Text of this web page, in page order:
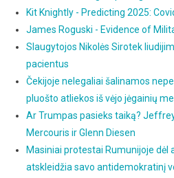
Kit Knightly - Predicting 2025:
James Roguski - Evidence of
Slaugytojos Nikolės Sirotek
pacientus
Čekijoje nelegaliai šalinamos
pluošto atliekos iš vėjo jėgainių
Ar Trumpas pasieks taiką?
Mercouris ir Glenn Diesen
Masiniai protestai Rumunijoje dėl
atskleidžia savo antidemokratinį